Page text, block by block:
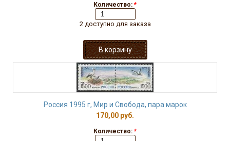
Количество: *
2 доступно для заказа
Россия 1995 г, Мир и Свобода, пара марок
170,00 руб.
Количество: *